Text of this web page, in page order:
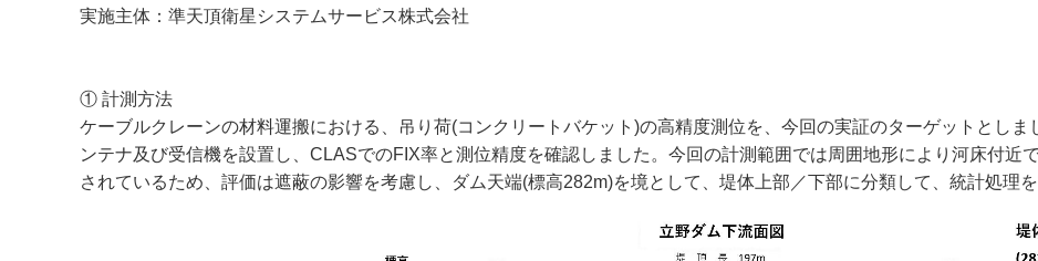
実施主体：準天頂衛星システムサービス株式会社
① 計測方法
ケーブルクレーンの材料運搬における、吊り荷(コンクリートバケット)の高精度測位を、今回の実証のターゲットとし
ンテナ及び受信機を設置し、CLASでのFIX率と測位精度を確認しました。今回の計測範囲では周囲地形により河床付近
されているため、評価は遮蔽の影響を考慮し、ダム天端(標高282m)を境として、堤体上部／下部に分類して、統計処理を